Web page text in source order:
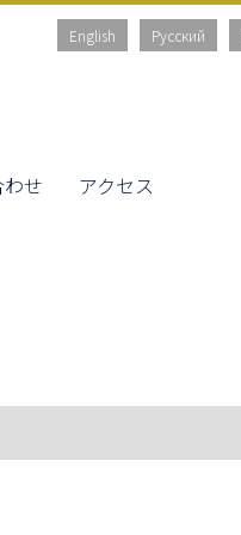
English Русский
せ アクセス